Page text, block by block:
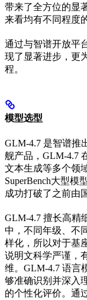
带来了全方位的显
来看均有不同程度
通过与智谱开放平
现了显著进步，更
程。
模型选型
GLM-4.7 是智谱推
舰产品，GLM-4.7
文本生成等多个领
SuperBench大型模
成功打破了之前由
GLM-4.7 擅长高精
中，不同年级、不
样化，所以对于基
说明文科学严谨，
维。GLM-4.7 语言
够准确识别并深入
的个性化评价。通